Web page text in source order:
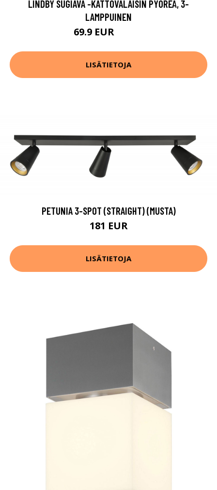
LINDBY SUGIAVA -KATTOVALAISIN PYÖREÄ, 3-
LAMPPUINEN
69.9 EUR
LISÄTIETOJA
PETUNIA 3-SPOT (STRAIGHT) (MUSTA)
181 EUR
LISÄTIETOJA